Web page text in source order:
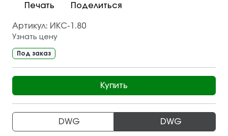
Печать Поделиться
Артикул: ИКС-1.80
Узнать цену
Под заказ
Купить
DWG DWG